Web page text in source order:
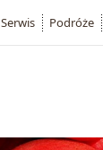
Serwis Podróże